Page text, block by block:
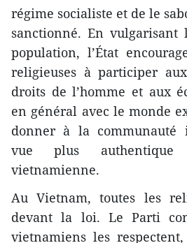
régime socialiste et de le
sanctionné. En
population, l’État
religieuses à participer
droits de l’homme et aux
en général avec le monde
donner à la communauté
vue plus
vietnamienne.
Au Vietnam, toutes les
devant la loi. Le Parti
vietnamiens les